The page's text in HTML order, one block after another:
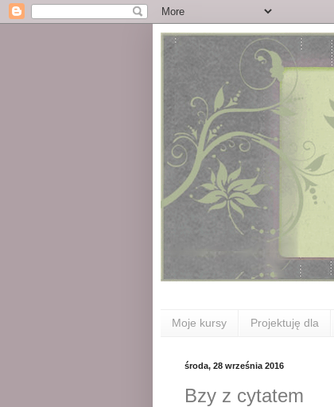
Moje kursy Projektuję dla
środa, 28 września 2016
Bzy z cytatem